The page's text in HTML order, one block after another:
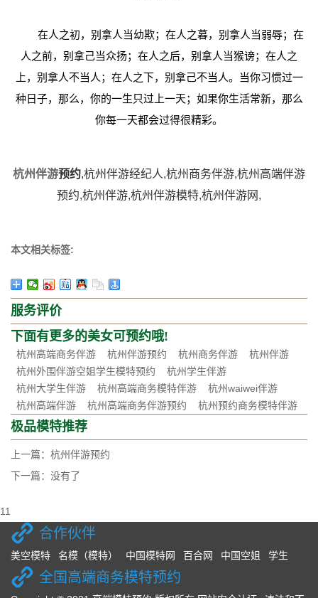
在人之初，别拿人当幼欺；在人之暮，别拿人当弱辱；在
人之前，别拿己当众扬；在人之后，别拿人当猴谤；在人之
上，别拿人不当人；在人之下，别拿己不当人。当你习惯过一
种日子，那么，你的一生只过上一天；如果你生活常新，那么
你每一天都会过得很精彩。
杭州伴游预约,杭州伴游经纪人,杭州商务伴游,杭州高端伴游
预约,杭州伴游,杭州伴游模特,杭州伴游网,
本文相关标签:
服务评价
下面有更多的美女可预约哦!
杭州高端商务伴游 杭州伴游预约 杭州商务伴游
杭州伴游
杭州外围伴游空姐学生模特预约
杭州学生伴游
杭州大学生伴游
杭州高端商务模特伴游
杭州waiwei伴游
杭州高端伴游
杭州高端商务伴游预约 杭州预约商务模特伴游
极品模特推荐
上一篇： 杭州伴游预约
下一篇：没有了
11
合作伙伴
美空模特 名模（模特） 中国模特网 百合网 中国空姐 学生
全国高端商务模特预约